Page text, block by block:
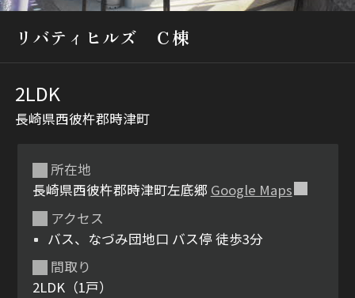
地図から探す
人気のカテゴリから探す
シャーメゾンとは
ン
リバティヒルズ Ｃ棟
2LDK
長崎県西彼杵郡時津町
所在地
長崎県西彼杵郡時津町左底郷 Google Maps
アクセス
バス、なづみ団地口 バス停 徒歩3分
間取り
2LDK（1戸）